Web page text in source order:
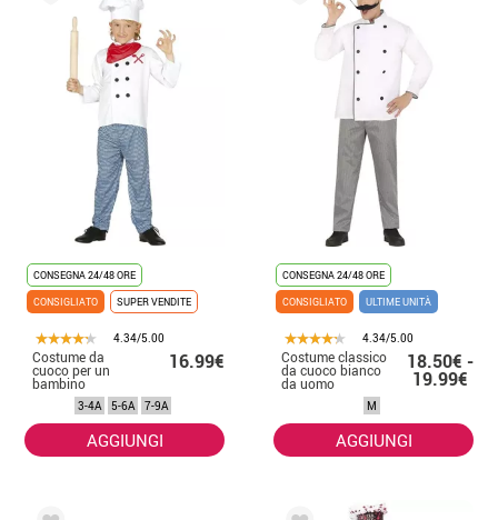
CONSEGNA 24/48 ORE
CONSIGLIATO
SUPER VENDITE
4.34/5.00
Costume da
cuoco per un
bambino
16.99€
3-4A 5-6A 7-9A
AGGIUNGI
CONSEGNA 24/48 ORE
CONSIGLIATO
ULTIME UNITÀ
4.34/5.00
Costume classico
da cuoco bianco
da uomo
18.50€ -
19.99€
M
AGGIUNGI